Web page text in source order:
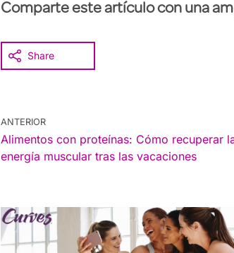
Comparte este artículo con una
Share
ANTERIOR
Alimentos con proteínas: Cómo recuperar
energía muscular tras las vacaciones